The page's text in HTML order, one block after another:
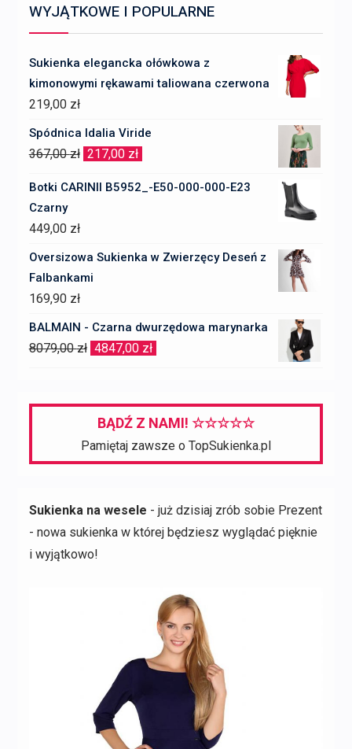
WYJĄTKOWE I POPULARNE
Sukienka elegancka ołówkowa z
kimonowymi rękawami taliowana czerwona
219,00 zł
Spódnica Idalia Viride
367,00zł Pierwotna
217,00 zł
wynosi:
Botki CARINII B5952_-E50-000-000-E23
Czarny
449,00 zł
Oversizowa Sukienka w Zwierzęcy Deseń z
Falbankami
169,90 zł
BALMAIN - Czarna dwurzędowa marynarka
8079,00zł Pierwotna
8079,00 zł.
4847,00 zł
4847,00 zł.
BĄDŹ Z NAMI! ☆☆☆☆☆
Pamiętaj zawsze o TopSukienka.pl
Sukienka na wesele - już dzisiaj zrób sobie Prezent
- nowa sukienka w której będziesz wyglądać pięknie
i wyjątkowo!